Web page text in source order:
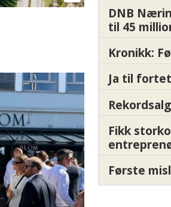
DNB
til 45
Kronikk:
Ja til
Fikk
Første